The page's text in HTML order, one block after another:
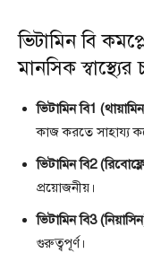
ভিটামিন বি
মানসিক স্বাস্থ্যের
ভিটামিন বি1
কাজ করতে সাহায্য
ভিটামিন বি2
প্রয়োজনীয়।
ভিটামিন বি3
গুরুত্বপূর্ণ।